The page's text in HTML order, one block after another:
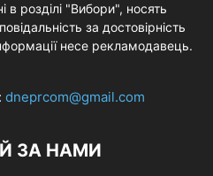
в розділі "Вибори", носять
за достовірність
несе рекламодавець.
dneprcom@gmail.com
ЗА НАМИ